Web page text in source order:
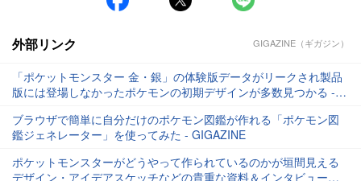
外部リンク GIGAZINE（ギガジン）
「ポケットモンスター 金・銀」の体験版データがリークされ製品
版には登場しなかったポケモンの初期デザインが多数見つかる -
ブラウザで簡単に自分だけのポケモン図鑑が作れる「ポケモン図
鑑ジェネレーター」を使ってみた - GIGAZINE
ポケットモンスターがどうやって作られているのかが垣間見える
デザイン・アイデアスケッチなどの貴重な資料＆インタビューが